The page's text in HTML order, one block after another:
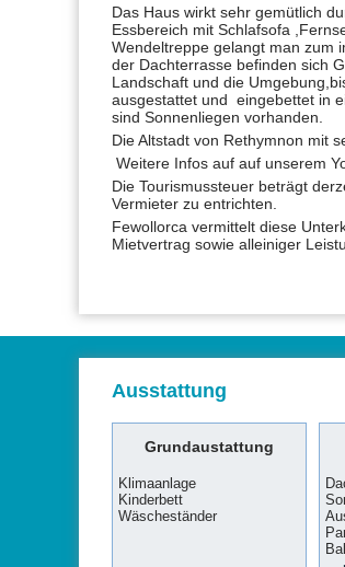
Das Haus wirkt sehr gemütlich
Essbereich mit Schlafsofa
Wendeltreppe gelangt man zum
der Dachterrasse befinden sich
Landschaft und die
ausgestattet und eingebettet in
sind Sonnenliegen vorhanden.
Die Altstadt von Rethymnon mit
Weitere Infos auf auf unserem
Die Tourismussteuer beträgt
Vermieter zu entrichten.
Fewollorca vermittelt diese
Mietvertrag sowie alleiniger
Ausstattung
Grundaustattung
Klimaanlage
Kinderbett
Wäscheständer